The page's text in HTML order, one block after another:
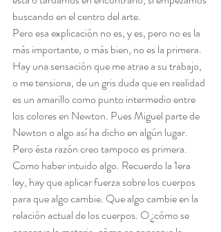
buscando en el centro del arte.
Pero esa explicación no es, y es, pero no es la
más importante, o más bien, no es la primera.
Hay una sensación que me atrae a su trabajo,
o me tensiona, de un gris duda que en realidad
es un amarillo como punto intermedio entre
los colores en Newton. Pues Miguel parte de
Newton o algo así ha dicho en algún lugar.
Pero ésta razón creo tampoco es primera.
Como haber intuido algo. Recuerdo la 1era
ley, hay que aplicar fuerza sobre los cuerpos
para que algo cambie. Que algo cambie en la
relación actual de los cuerpos. O ¿cómo se